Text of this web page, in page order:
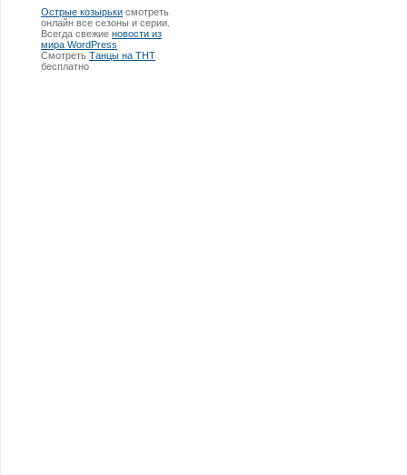
Острые козырьки смотреть
онлайн все сезоны и серии.
Всегда свежие новости из
мира WordPress
Смотреть Танцы на ТНТ
бесплатно